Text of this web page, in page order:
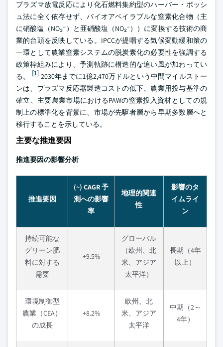
プラズマ放電反応により化石燃料集約型のハーバー・ボッシ
ュ法に全く依存せず、バイオアベイラブルな窒素化合物（主
に硝酸塩（NO₃⁻）と亜硝酸塩（NO₂⁻））に変換する技術の商
業的台頭を反映している。IPCCが提唱する気候変動緩和策の
一環として農業窒素システムの脱炭素化の必要性を強調する
政策枠組みにより、予測軌跡に構造的な追い風が加わってい
る。
[1] 2030年までに1億2,470万ドルという中間マイルストー
ンは、プラズマ反応器製造コストの低下、農業用投与基準の
確立、主要農業市場におけるPAWの窒素投入資材としての規
制上の標準化を背景に、市場が先駆者層から早期多数層へと
移行することを示している。
主要な推進要因
推進要因の影響分析
推進要因
(~) CAGR 予
測への影響
率
地理的関連
性
影響のタ
イムライ
ン
持続可能な
グリーン肥
料に対する
需要
+9.5%
グローバル
（欧州、北
米、アジア
太平洋）
長期（4年
以上）
環境制御型
農業（CEA）
の成長
+8.2%
欧州、北
米、アジア
太平洋
中期（2～
4年）